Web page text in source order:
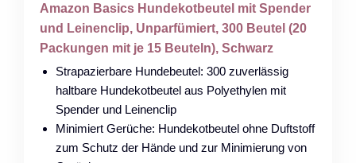
Amazon Basics Hundekotbeutel mit Spender
und Leinenclip, Unparfümiert, 300 Beutel (20
Packungen mit je 15 Beuteln), Schwarz
Strapazierbare Hundebeutel: 300 zuverlässig
haltbare Hundekotbeutel aus Polyethylen mit
Spender und Leinenclip
Minimiert Gerüche: Hundekotbeutel ohne Duftstoff
zum Schutz der Hände und zur Minimierung von